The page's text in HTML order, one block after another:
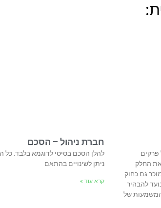
פרקים
את החלק
גם כחוק
להבהיר
המשמעות של
חברת ניהול – הסכם
להלן הסכם בסיסי לדוגמא בלבד. כל
ניתן לשינויים בהתאם
קרא עוד »